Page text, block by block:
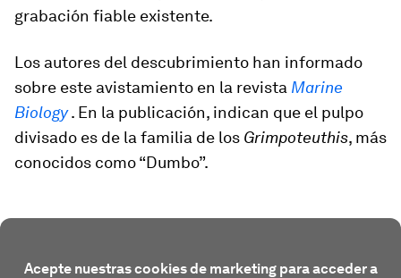
grabación fiable existente.
Los autores del descubrimiento han informado
sobre este avistamiento en la revista Marine
Biology. En la publicación, indican que el pulpo
divisado es de la familia de los Grimpoteuthis, más
conocidos como “Dumbo”.
Acepte nuestras cookies de marketing para acceder a